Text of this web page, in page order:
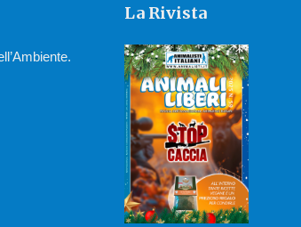
La Rivista